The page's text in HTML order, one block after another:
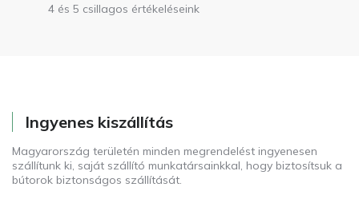
4 és 5 csillagos értékeléseink
Ingyenes kiszállítás
Magyarország területén minden megrendelést ingyenesen
szállítunk ki, saját szállító munkatársainkkal, hogy biztosítsuk a
bútorok biztonságos szállítását.